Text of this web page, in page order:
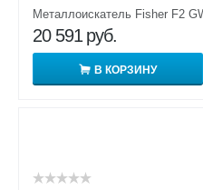
Металлоискатель Fisher F2
20 591 руб.
В КОРЗИНУ